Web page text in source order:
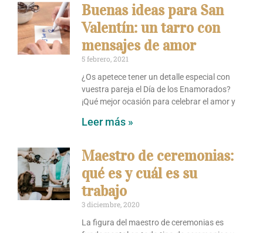
Buenas ideas para San
Valentín: un tarro con
mensajes de amor
5 febrero, 2021
¿Os apetece tener un detalle especial con
vuestra pareja el Día de los Enamorados?
¡Qué mejor ocasión para celebrar el amor y
Leer más »
Maestro de ceremonias:
qué es y cuál es su
trabajo
3 diciembre, 2020
La figura del maestro de ceremonias es